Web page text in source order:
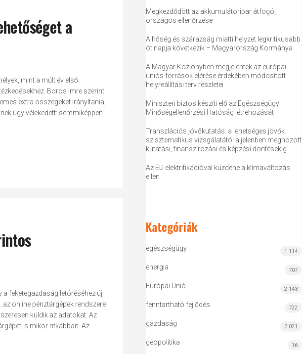
a
mint a múlt év első
Boros Imre szerint
extra összegeket irányítania,
úgy vélekedett: semmiképpen
feketegazdaság letöréséhez új,
online pénztárgépek rendszere
küldik az adatokat. Az
s mikor ritkábban. Az
Megkezdődött az akkumulátoripar átfogó,
országos ellenőrzése
A hőség és szárazság miatti helyzet legkritikusabb
öt napja következik – Magyarország Kormánya
A Magyar Közlönyben megjelentek az európai
uniós források elérése érdekében módosított
helyreállítási terv részletei
Miniszteri biztos készíti elő az Egészségügyi
Minőségellenőrzési Hatóság létrehozását
Transzlációs jövőkutatás: a lehetséges jövők
szisztematikus vizsgálatától a jelenben meghozott
kutatási, finanszírozási és képzési döntésekig
Az EU elektrifikációval küzdene a klímaváltozás
ellen
Kategóriák
egészségügy 1 114
energia 707
Európai Unió 2 143
fenntartható fejlődés 722
gazdaság 7 021
geopolitika 16